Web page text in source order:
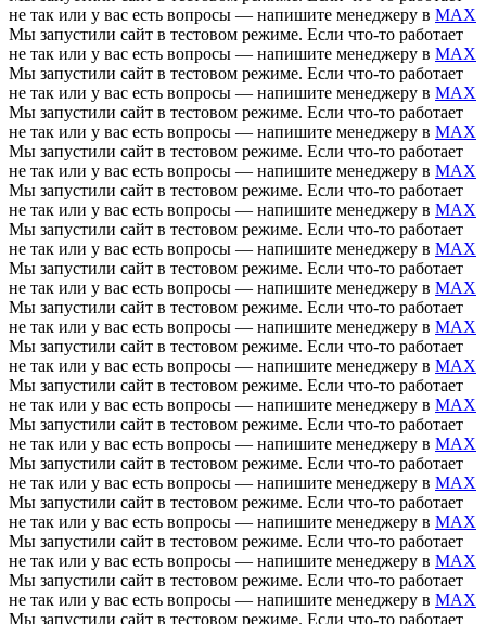
не так или у вас есть вопросы — напишите менеджеру в MAX
Мы запустили сайт в тестовом режиме. Если что-то работает
не так или у вас есть вопросы — напишите менеджеру в MAX
Мы запустили сайт в тестовом режиме. Если что-то работает
не так или у вас есть вопросы — напишите менеджеру в MAX
Мы запустили сайт в тестовом режиме. Если что-то работает
не так или у вас есть вопросы — напишите менеджеру в MAX
Мы запустили сайт в тестовом режиме. Если что-то работает
не так или у вас есть вопросы — напишите менеджеру в MAX
Мы запустили сайт в тестовом режиме. Если что-то работает
не так или у вас есть вопросы — напишите менеджеру в MAX
Мы запустили сайт в тестовом режиме. Если что-то работает
не так или у вас есть вопросы — напишите менеджеру в MAX
Мы запустили сайт в тестовом режиме. Если что-то работает
не так или у вас есть вопросы — напишите менеджеру в MAX
Мы запустили сайт в тестовом режиме. Если что-то работает
не так или у вас есть вопросы — напишите менеджеру в MAX
Мы запустили сайт в тестовом режиме. Если что-то работает
не так или у вас есть вопросы — напишите менеджеру в MAX
Мы запустили сайт в тестовом режиме. Если что-то работает
не так или у вас есть вопросы — напишите менеджеру в MAX
Мы запустили сайт в тестовом режиме. Если что-то работает
не так или у вас есть вопросы — напишите менеджеру в MAX
Мы запустили сайт в тестовом режиме. Если что-то работает
не так или у вас есть вопросы — напишите менеджеру в MAX
Мы запустили сайт в тестовом режиме. Если что-то работает
не так или у вас есть вопросы — напишите менеджеру в MAX
Мы запустили сайт в тестовом режиме. Если что-то работает
не так или у вас есть вопросы — напишите менеджеру в MAX
Мы запустили сайт в тестовом режиме. Если что-то работает
не так или у вас есть вопросы — напишите менеджеру в MAX
Мы запустили сайт в тестовом режиме. Если что-то работает